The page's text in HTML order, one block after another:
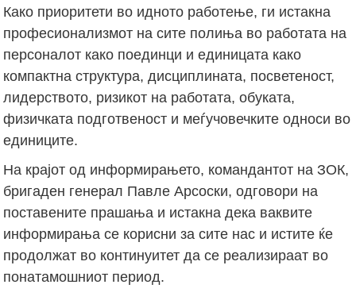
Како приоритети во идното работење, ги истакна
професионализмот на сите полиња во работата на
персоналот како поединци и единицата како
компактна структура, дисциплината, посветеност,
лидерството, ризикот на работата, обуката,
физичката подготвеност и меѓучовечките односи во
единиците.
На крајот од информирањето, командантот на ЗОК,
бригаден генерал Павле Арсоски, одговори на
поставените прашања и истакна дека ваквите
информирања се корисни за сите нас и истите ќе
продолжат во континуитет да се реализираат во
понатамошниот период.